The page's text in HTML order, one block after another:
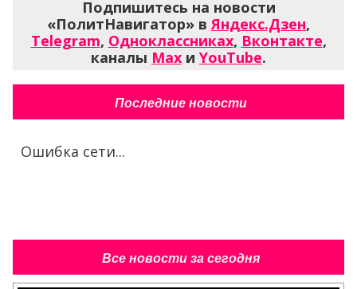
Подпишитесь на новости
«ПолитНавигатор» вЯндекс.Дзен,
Telegram, Одноклассниках, Вконтакте,
каналы Max и YouTube.
Последние новости
Ошибка сети...
Все новости за сегодня